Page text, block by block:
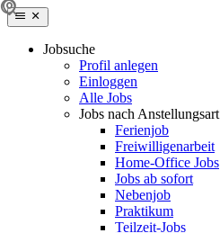
Jobsuche
Profil anlegen
Einloggen
Alle Jobs
Jobs nach Anstellungsart
Ferienjob
Freiwilligenarbeit
Home-Office Jobs
Jobs ab sofort
Nebenjob
Praktikum
Teilzeit-Jobs